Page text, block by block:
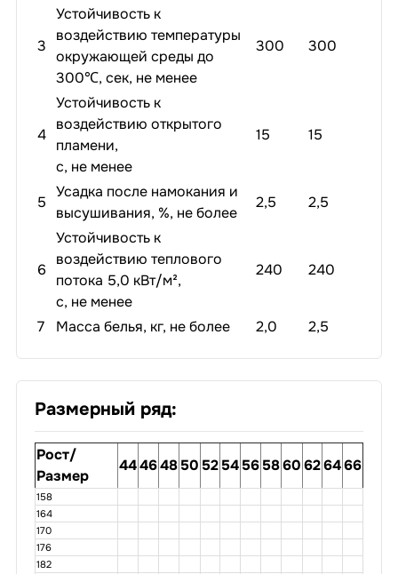
3
Устойчивость к
воздействию температуры
окружающей среды до
300℃, сек, не менее
300 300
4
Устойчивость к
воздействию открытого
пламени,
с, не менее
15 15
5
Усадка после намокания и
высушивания, %, не более
2,5 2,5
6
Устойчивость к
воздействию теплового
потока 5,0 кВт/м²,
с, не менее
240 240
7 Масса белья, кг, не более 2,0 2,5
Размерный ряд:
Рост/
Размер
44464850 5254565860626466
158
164
170
176
182